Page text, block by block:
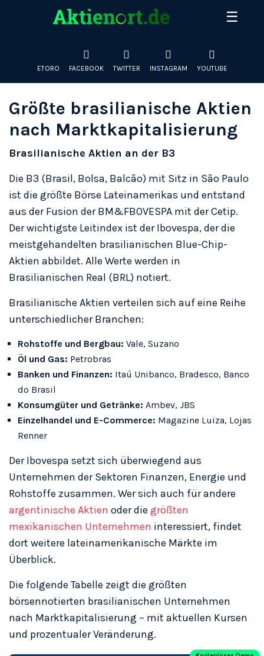
zu Adidas, BMW, SAP, Allianz & mehr an der Deutschen
Börse.
☰
ETORO FACEBOOK TWITTER INSTAGRAM YOUTUBE
Größte brasilianische Aktien
nach Marktkapitalisierung
Brasilianische Aktien an der B3
Die B3 (Brasil, Bolsa, Balcão) mit Sitz in São Paulo
ist die größte Börse Lateinamerikas und entstand
aus der Fusion der BM&FBOVESPA mit der Cetip.
Der wichtigste Leitindex ist der Ibovespa, der die
meistgehandelten brasilianischen Blue-Chip-
Aktien abbildet. Alle Werte werden in
Brasilianischen Real (BRL) notiert.
Brasilianische Aktien verteilen sich auf eine Reihe
unterschiedlicher Branchen:
Rohstoffe und Bergbau: Vale, Suzano
Öl und Gas: Petrobras
Banken und Finanzen: Itaú Unibanco, Bradesco, Banco
do Brasil
Konsumgüter und Getränke: Ambev, JBS
Einzelhandel und E-Commerce: Magazine Luiza, Lojas
Renner
Der Ibovespa setzt sich überwiegend aus
Unternehmen der Sektoren Finanzen, Energie und
Rohstoffe zusammen. Wer sich auch für andere
argentinische Aktien oder die größten
mexikanischen Unternehmen interessiert, findet
dort weitere lateinamerikanische Märkte im
Überblick.
Die folgende Tabelle zeigt die größten
börsennotierten brasilianischen Unternehmen
nach Marktkapitalisierung – mit aktuellen Kursen
und prozentualer Veränderung.